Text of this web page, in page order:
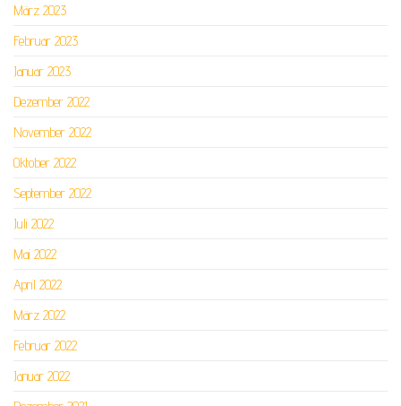
März 2023
Februar 2023
Januar 2023
Dezember 2022
November 2022
Oktober 2022
September 2022
Juli 2022
Mai 2022
April 2022
März 2022
Februar 2022
Januar 2022